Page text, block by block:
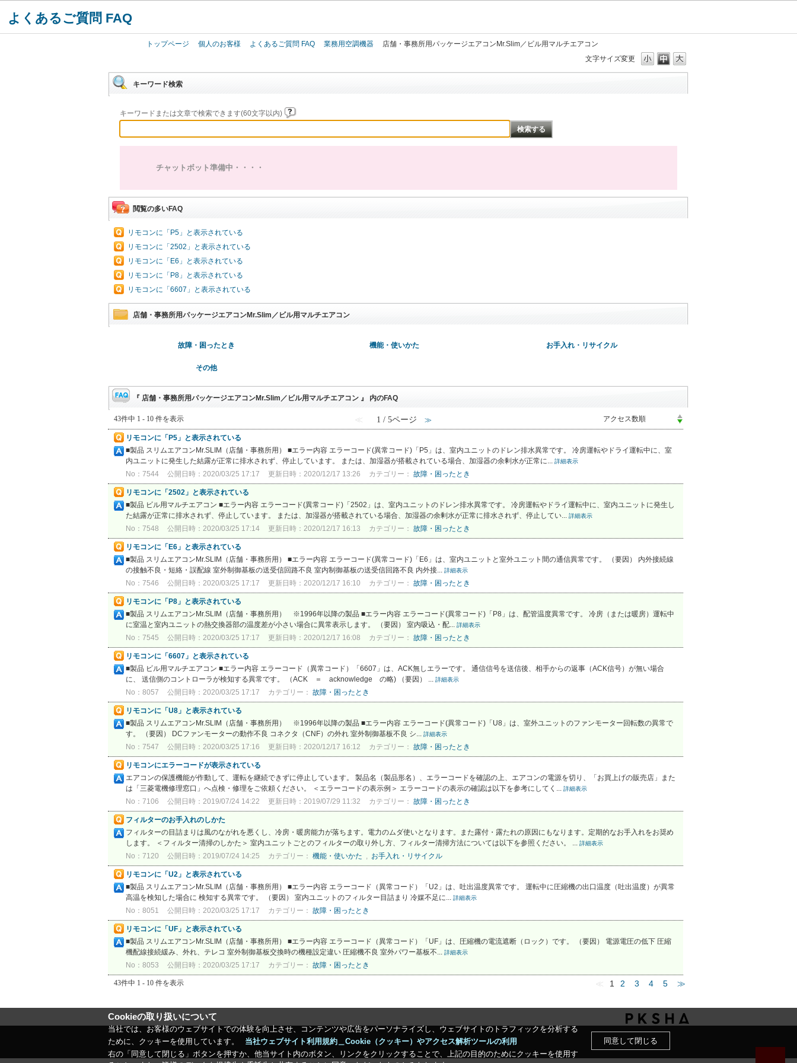
よくあるご質問 FAQ
トップページ 個人のお客様 よくあるご質問 FAQ 業務用空調機器
店舗・事務所用パッケージエアコンMr.Slim／ビル用マルチエアコン
文字サイズ変更
キーワード検索
キーワードまたは文章で検索できます(60文字以内)
チャットボット準備中・・・・
閲覧の多いFAQ
リモコンに「P5」と表示されている
リモコンに「2502」と表示されている
リモコンに「E6」と表示されている
リモコンに「P8」と表示されている
リモコンに「6607」と表示されている
店舗・事務所用パッケージエアコンMr.Slim／ビル用マルチエアコン
故障・困ったとき 機能・使いかた お手入れ・リサイクル
その他
『 店舗・事務所用パッケージエアコンMr.Slim／ビル用マルチエアコン 』 内のFAQ
43件中 1 - 10 件を表示 ≪ 1 / 5ページ ≫
リモコンに「P5」と表示されている
■製品 スリムエアコンMr.SLIM（店舗・事務所用） ■エラー内容 エラーコード(異常コード)「P5」は、室内ユニットのドレン排水異常です。 冷房運転やドライ運転中に、室
内ユニットに発生した結露が正常に排水されず、停止しています。 または、加湿器が搭載されている場合、加湿器の余剰水が正常に... 詳細表示
No：7544 公開日時：2020/03/25 17:17 更新日時：2020/12/17 13:26 カテゴリー： 故障・困ったとき
リモコンに「2502」と表示されている
■製品 ビル用マルチエアコン ■エラー内容 エラーコード(異常コード)「2502」は、室内ユニットのドレン排水異常です。 冷房運転やドライ運転中に、室内ユニットに発生し
た結露が正常に排水されず、停止しています。 または、加湿器が搭載されている場合、加湿器の余剰水が正常に排水されず、停止してい... 詳細表示
No：7548 公開日時：2020/03/25 17:14 更新日時：2020/12/17 16:13 カテゴリー： 故障・困ったとき
リモコンに「E6」と表示されている
■製品 スリムエアコンMr.SLIM（店舗・事務所用） ■エラー内容 エラーコード(異常コード)「E6」は、室内ユニットと室外ユニット間の通信異常です。 （要因） 内外接続線
の接触不良・短絡・誤配線 室外制御基板の送受信回路不良 室内制御基板の送受信回路不良 内外接... 詳細表示
No：7546 公開日時：2020/03/25 17:17 更新日時：2020/12/17 16:10 カテゴリー： 故障・困ったとき
リモコンに「P8」と表示されている
■製品 スリムエアコンMr.SLIM（店舗・事務所用） ※1996年以降の製品 ■エラー内容 エラーコード(異常コード)「P8」は、配管温度異常です。 冷房（または暖房）運転中
に室温と室内ユニットの熱交換器部の温度差が小さい場合に異常表示します。 （要因） 室内吸込・配... 詳細表示
No：7545 公開日時：2020/03/25 17:17 更新日時：2020/12/17 16:08 カテゴリー： 故障・困ったとき
リモコンに「6607」と表示されている
■製品 ビル用マルチエアコン ■エラー内容 エラーコード（異常コード）「6607」は、ACK無しエラーです。 通信信号を送信後、相手からの返事（ACK信号）が無い場合
に、 送信側のコントローラが検知する異常です。 （ACK ＝ acknowledge の略) （要因） ... 詳細表示
No：8057 公開日時：2020/03/25 17:17 カテゴリー： 故障・困ったとき
リモコンに「U8」と表示されている
■製品 スリムエアコンMr.SLIM（店舗・事務所用） ※1996年以降の製品 ■エラー内容 エラーコード(異常コード)「U8」は、室外ユニットのファンモーター回転数の異常で
す。 （要因） DCファンモーターの動作不良 コネクタ（CNF）の外れ 室外制御基板不良 シ... 詳細表示
No：7547 公開日時：2020/03/25 17:16 更新日時：2020/12/17 16:12 カテゴリー： 故障・困ったとき
リモコンにエラーコードが表示されている
エアコンの保護機能が作動して、運転を継続できずに停止しています。 製品名（製品形名）、エラーコードを確認の上、エアコンの電源を切り、「お買上げの販売店」また
は「三菱電機修理窓口」へ点検・修理をご依頼ください。 ＜エラーコードの表示例＞ エラーコードの表示の確認は以下を参考にしてく... 詳細表示
No：7106 公開日時：2019/07/24 14:22 更新日時：2019/07/29 11:32 カテゴリー： 故障・困ったとき
フィルターのお手入れのしかた
フィルターの目詰まりは風のながれを悪くし、冷房・暖房能力が落ちます。電力のムダ使いとなります。また露付・露たれの原因にもなります。定期的なお手入れをお奨め
します。 ＜フィルター清掃のしかた＞ 室内ユニットごとのフィルターの取り外し方、フィルター清掃方法については以下を参照ください。 ... 詳細表示
No：7120 公開日時：2019/07/24 14:25 カテゴリー： 機能・使いかた , お手入れ・リサイクル
リモコンに「U2」と表示されている
■製品 スリムエアコンMr.SLIM（店舗・事務所用） ■エラー内容 エラーコード（異常コード）「U2」は、吐出温度異常です。 運転中に圧縮機の出口温度（吐出温度）が異常
高温を検知した場合に 検知する異常です。 （要因） 室内ユニットのフィルター目詰まり 冷媒不足に... 詳細表示
No：8051 公開日時：2020/03/25 17:17 カテゴリー： 故障・困ったとき
リモコンに「UF」と表示されている
■製品 スリムエアコンMr.SLIM（店舗・事務所用） ■エラー内容 エラーコード（異常コード）「UF」は、圧縮機の電流遮断（ロック）です。 （要因） 電源電圧の低下 圧縮
機配線接続緩み、外れ、テレコ 室外制御基板交換時の機種設定違い 圧縮機不良 室外パワー基板不... 詳細表示
No：8053 公開日時：2020/03/25 17:17 カテゴリー： 故障・困ったとき
43件中 1 - 10 件を表示 ≪ 1 2 3 4 5 ≫
Cookieの取り扱いについて
当社では、お客様のウェブサイトでの体験を向上させ、コンテンツや広告をパーソナライズし、ウェブサイトのトラフィックを分析する
ために、クッキーを使用しています。
当社ウェブサイト利用規約＿Cookie（クッキー）やアクセス解析ツールの利用
右の「同意して閉じる」ボタンを押すか、他当サイト内のボタン、リンクをクリックすることで、上記の目的のためにクッキーを使用す
同意して閉じる